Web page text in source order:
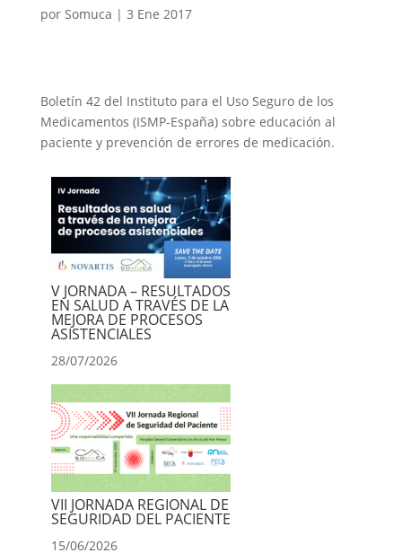
por Somuca | 3 Ene 2017
Boletín 42 del Instituto para el Uso Seguro de los
Medicamentos (ISMP-España) sobre educación al
paciente y prevención de errores de medicación.
V JORNADA – RESULTADOS
EN SALUD A TRAVÉS DE LA
MEJORA DE PROCESOS
ASISTENCIALES
28/07/2026
VII JORNADA REGIONAL DE
SEGURIDAD DEL PACIENTE
15/06/2026